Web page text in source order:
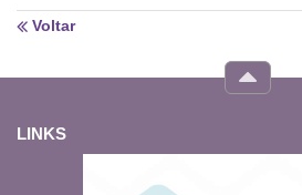
Voltar
LINKS